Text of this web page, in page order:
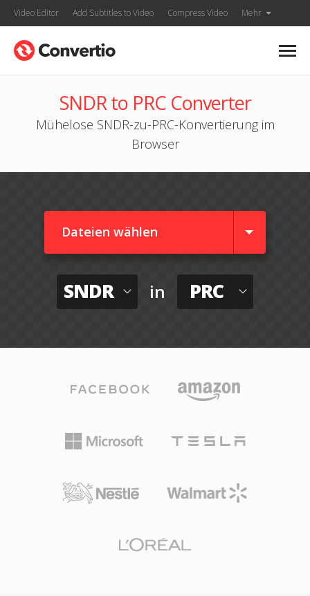
Video Editor Add Subtitles to Video Compress Video Mehr
SNDR to PRC Converter
Mühelose SNDR-zu-PRC-Konvertierung im
Browser
Dateien wählen
SNDR in PRC